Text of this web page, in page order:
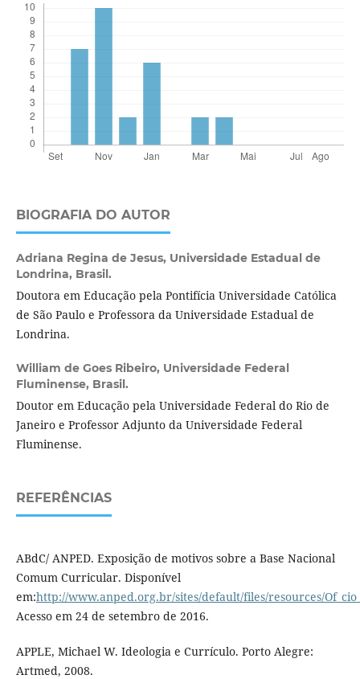
BIOGRAFIA DO AUTOR
Adriana Regina de Jesus, Universidade Estadual de
Londrina, Brasil.
Doutora em Educação pela Pontifícia Universidade Católica
de São Paulo e Professora da Universidade Estadual de
Londrina.
William de Goes Ribeiro, Universidade Federal
Fluminense, Brasil.
Doutor em Educação pela Universidade Federal do Rio de
Janeiro e Professor Adjunto da Universidade Federal
Fluminense.
REFERÊNCIAS
ABdC/ ANPED. Exposição de motivos sobre a Base Nacional
Comum Curricular. Disponível
em:http://www.anped.org.br/sites/default/files/resources/
Acesso em 24 de setembro de 2016.
APPLE, Michael W. Ideologia e Currículo. Porto Alegre:
Artmed, 2008.